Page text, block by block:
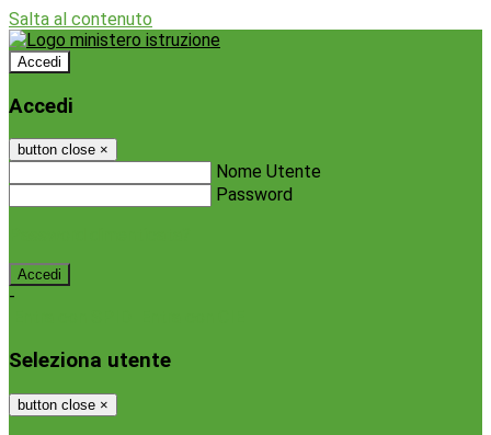
Salta al contenuto
Accedi
Accedi
button close ×
Nome Utente
Password
-
Seleziona utente
button close ×